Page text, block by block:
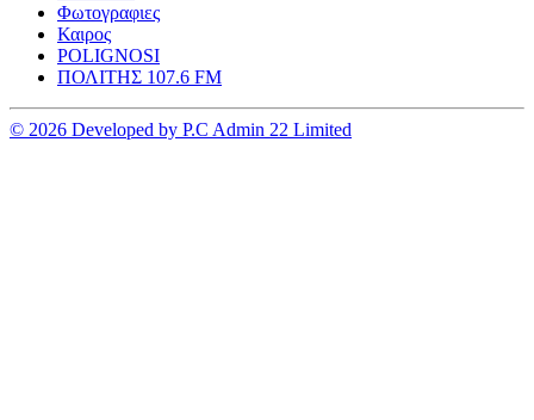
Φωτογραφιες
Καιρος
POLIGNOSI
ΠΟΛΙΤΗΣ 107.6 FM
© 2026 Developed by P.C Admin 22 Limited